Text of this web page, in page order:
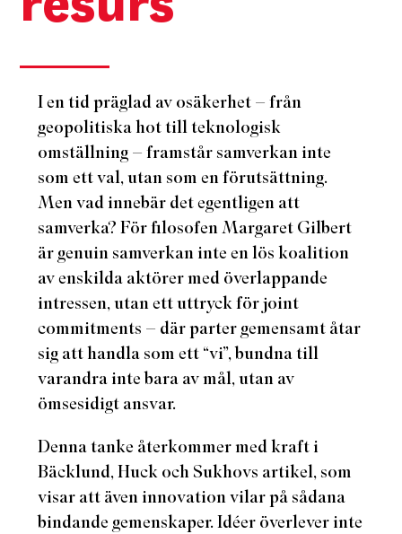
I en tid präglad av osäkerhet – från
geopolitiska hot till teknologisk
omställning – framstår samverkan inte
som ett val, utan som en förutsättning.
Men vad innebär det egentligen att
samverka? För filosofen Margaret Gilbert
är genuin samverkan inte en lös koalition
av enskilda aktörer med överlappande
intressen, utan ett uttryck för joint
commitments – där parter gemensamt åtar
sig att handla som ett “vi”, bundna till
varandra inte bara av mål, utan av
ömsesidigt ansvar.
Denna tanke återkommer med kraft i
Bäcklund, Huck och Sukhovs artikel, som
visar att även innovation vilar på sådana
bindande gemenskaper. Idéer överlever inte